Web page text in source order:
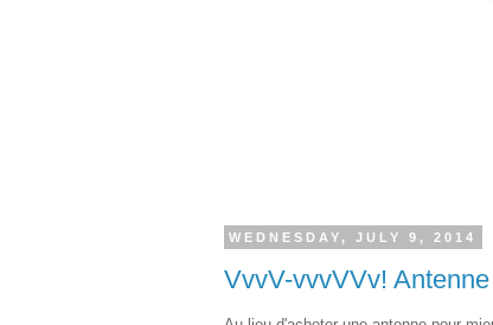
WEDNESDAY, JULY 9, 2014
VvvV-vvvVVv!